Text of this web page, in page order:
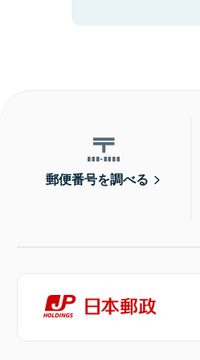
郵便番号を調べる